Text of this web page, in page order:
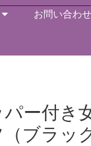
お問い合わせ
ー付き
ブラッ